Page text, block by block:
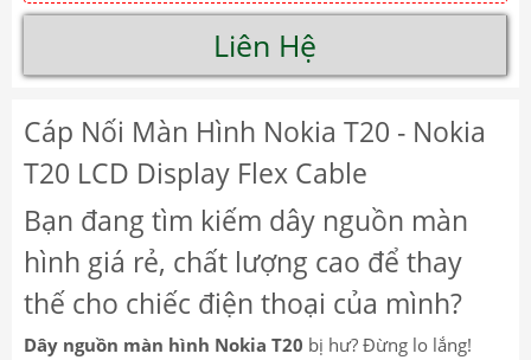
Liên Hệ
Cáp Nối Màn Hình Nokia T20 - Nokia
T20 LCD Display Flex Cable
Bạn đang tìm kiếm dây nguồn màn
hình giá rẻ, chất lượng cao để thay
thế cho chiếc điện thoại của mình?
Dây nguồn màn hình Nokia T20 bị hư? Đừng lo lắng!